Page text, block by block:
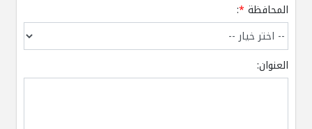
المحافظة *
:
العنوان: